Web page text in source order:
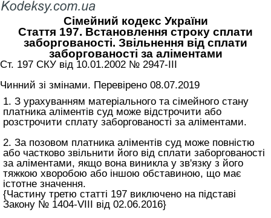
Сімейний кодекс України
Стаття 197. Встановлення строку сплати
заборгованості. Звільнення від сплати
заборгованості за аліментами
Ст. 197 СКУ від 10.01.2002 № 2947-III
Чинний зі змінами. Перевірено 08.07.2019
1. З урахуванням матеріального та сімейного стану
платника аліментів суд може відстрочити або
розстрочити сплату заборгованості за аліментами.
2. За позовом платника аліментів суд може повністю
або частково звільнити його від сплати заборгованості
за аліментами, якщо вона виникла у зв'язку з його
тяжкою хворобою або іншою обставиною, що має
істотне значення.
{Частину третю статті 197 виключено на підставі
Закону № 1404-VIII від 02.06.2016}